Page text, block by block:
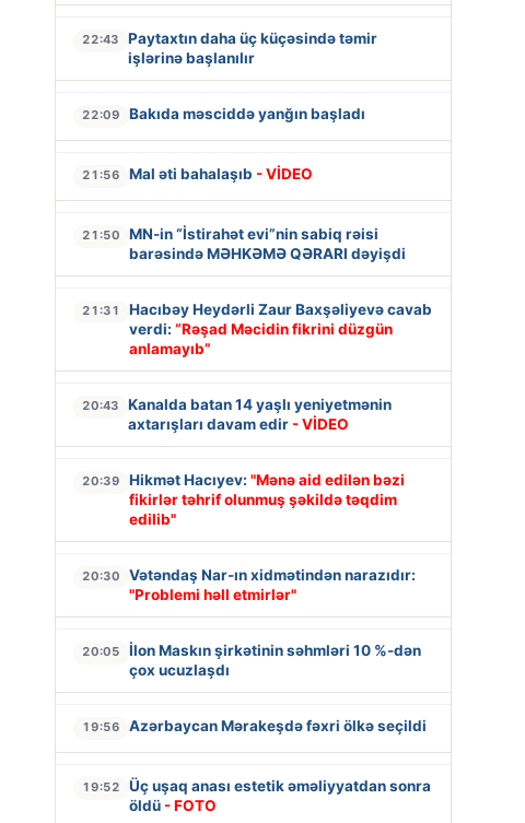
22:43
Paytaxtın daha üç küçəsində təmir
işlərinə başlanılır
22:09 Bakıda məsciddə yanğın başladı
21:56 Mal əti bahalaşıb - VİDEO
21:50
MN-in “İstirahət evi”nin sabiq rəisi
barəsində MƏHKƏMƏ QƏRARI dəyişdi
21:31
Hacıbəy Heydərli Zaur Baxşəliyevə cavab
verdi: “Rəşad Məcidin fikrini düzgün
anlamayıb”
20:43
Kanalda batan 14 yaşlı yeniyetmənin
axtarışları davam edir - VİDEO
20:39 Hikmət Hacıyev: "Mənə aid edilən bəzi
fikirlər təhrif olunmuş şəkildə təqdim
edilib"
20:30
Vətəndaş Nar-ın xidmətindən narazıdır:
"Problemi həll etmirlər"
20:05
İlon Maskın şirkətinin səhmləri 10 %-dən
çox ucuzlaşdı
19:56 Azərbaycan Mərakeşdə fəxri ölkə seçildi
19:52
Üç uşaq anası estetik əməliyyatdan sonra
öldü - FOTO